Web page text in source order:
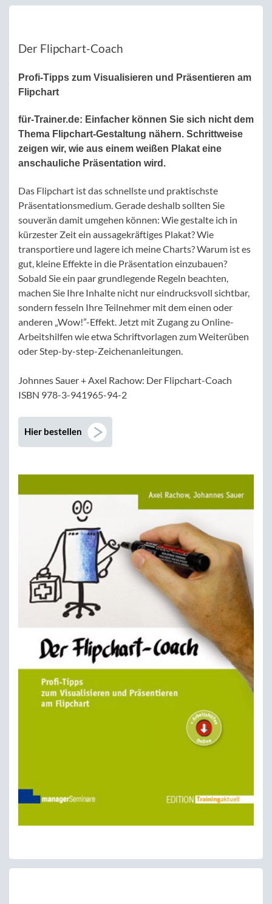
Der Flipchart-Coach
Profi-Tipps zum Visualisieren und Präsentieren am
Flipchart
für-Trainer.de: Einfacher können Sie sich nicht dem
Thema Flipchart-Gestaltung nähern. Schrittweise
zeigen wir, wie aus einem weißen Plakat eine
anschauliche Präsentation wird.
Das Flipchart ist das schnellste und praktischste
Präsentationsmedium. Gerade deshalb sollten Sie
souverän damit umgehen können: Wie gestalte ich in
kürzester Zeit ein aussagekräftiges Plakat? Wie
transportiere und lagere ich meine Charts? Warum ist es
gut, kleine Effekte in die Präsentation einzubauen?
Sobald Sie ein paar grundlegende Regeln beachten,
machen Sie Ihre Inhalte nicht nur eindrucksvoll sichtbar,
sondern fesseln Ihre Teilnehmer mit dem einen oder
anderen „Wow!”-Effekt. Jetzt mit Zugang zu Online-
Arbeitshilfen wie etwa Schriftvorlagen zum Weiterüben
oder Step-by-step-Zeichenanleitungen.
Johnnes Sauer + Axel Rachow: Der Flipchart-Coach
ISBN 978-3-941965-94-2
Hier bestellen